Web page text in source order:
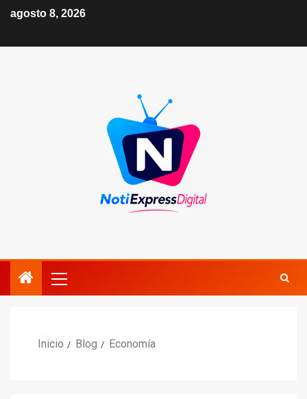
agosto 8, 2026
Inicio Blog Economía